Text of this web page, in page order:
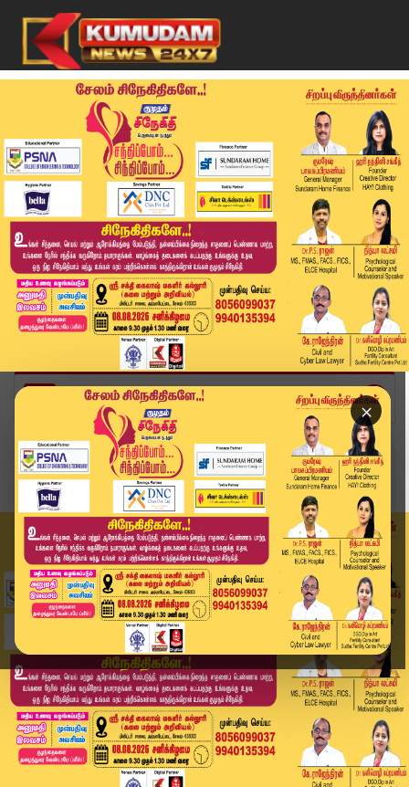
×
Home
வீடியோ ஸ்டோரி
1000 சவரன் திருட்டு... மாமனாருக்கு ஷாக் கொடுத்த...